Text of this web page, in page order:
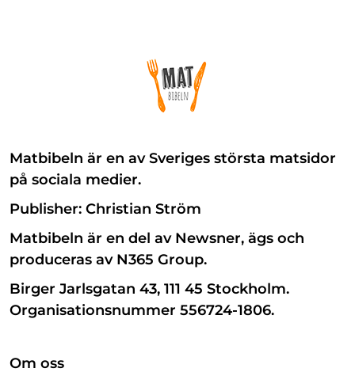
Matbibeln är en av Sveriges största matsidor
på sociala medier.
Publisher: Christian Ström
Matbibeln är en del av Newsner, ägs och
produceras av N365 Group.
Birger Jarlsgatan 43, 111 45 Stockholm.
Organisationsnummer 556724-1806.
Om oss